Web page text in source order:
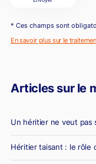
* Ces champs sont
En savoir plus sur le
Articles sur le
Un héritier ne veut pas
Héritier taisant : le rôle